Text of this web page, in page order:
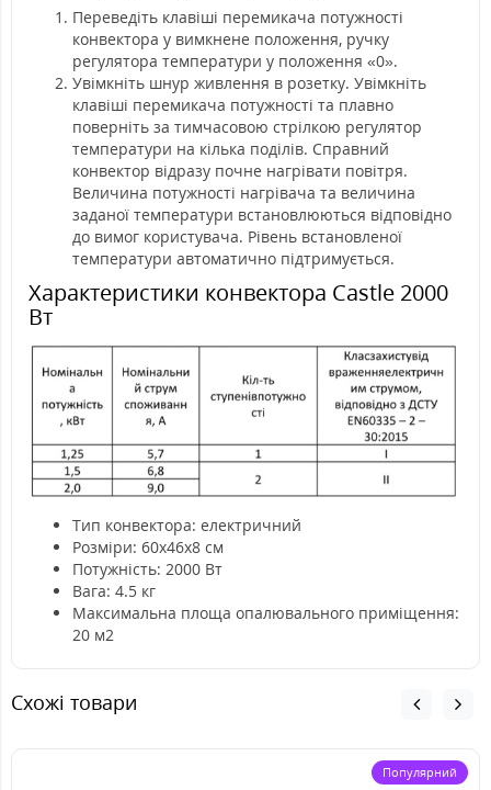
Переведіть клавіші перемикача потужності
конвектора у вимкнене положення, ручку
регулятора температури у положення «0».
Увімкніть шнур живлення в розетку. Увімкніть
клавіші перемикача потужності та плавно
поверніть за тимчасовою стрілкою регулятор
температури на кілька поділів. Справний
конвектор відразу почне нагрівати повітря.
Величина потужності нагрівача та величина
заданої температури встановлюються відповідно
до вимог користувача. Рівень встановленої
температури автоматично підтримується.
Характеристики конвектора Castle 2000
Вт
Тип конвектора: електричний
Розміри: 60x46x8 см
Потужність: 2000 Вт
Вага: 4.5 кг
Максимальна площа опалювального приміщення:
20 м2
Схожі товари
Популярний